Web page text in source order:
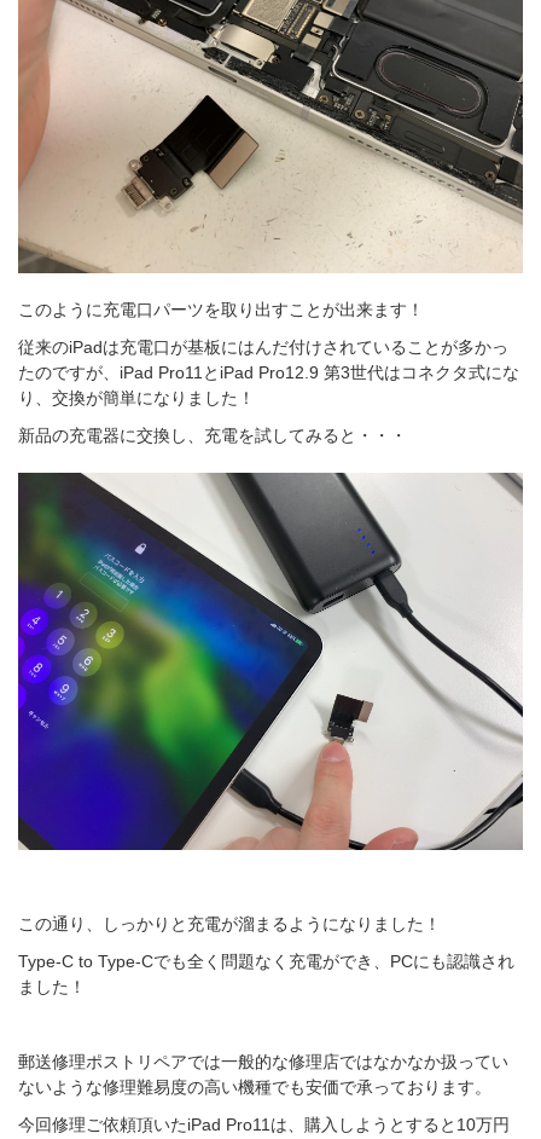
このように充電口パーツを取り出すことが出来ます！
従来のiPadは充電口が基板にはんだ付けされていることが多かっ
たのですが、iPad Pro11とiPad Pro12.9 第3世代はコネクタ式にな
り、交換が簡単になりました！
新品の充電器に交換し、充電を試してみると・・・
この通り、しっかりと充電が溜まるようになりました！
Type-C to Type-Cでも全く問題なく充電ができ、PCにも認識され
ました！
郵送修理ポストリペアでは一般的な修理店ではなかなか扱ってい
ないような修理難易度の高い機種でも安価で承っております。
今回修理ご依頼頂いたiPad Pro11は、購入しようとすると10万円